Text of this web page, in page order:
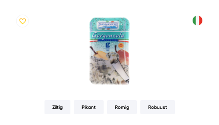
Ziltig Pikant Romig Robuust